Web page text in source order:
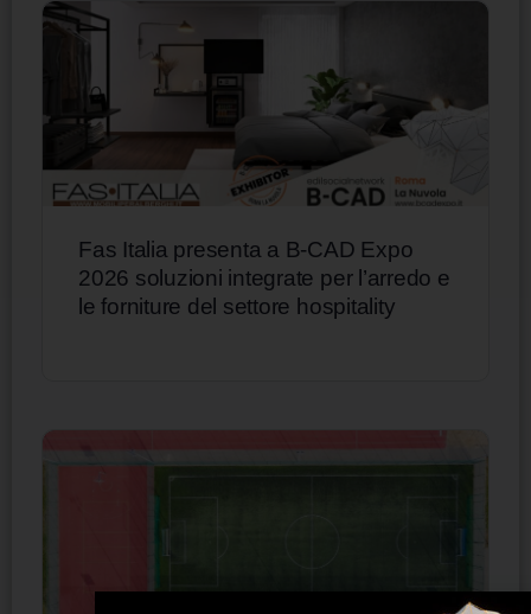
Fas Italia presenta a B-CAD Expo
2026 soluzioni integrate per l’arredo e
le forniture del settore hospitality